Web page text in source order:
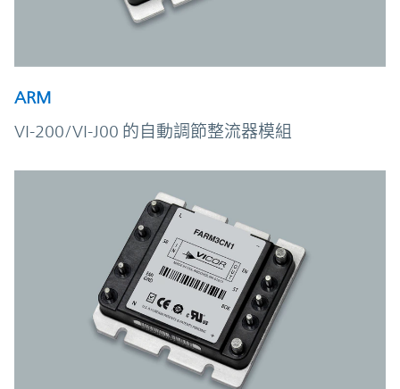
ARM
VI-200/VI-J00 的自動調節整流器模組